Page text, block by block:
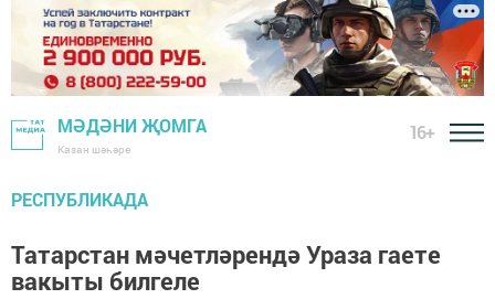
МӘДӘНИ ҖОМГА
Казан шәһәре
16+
РЕСПУБЛИКАДА
Татарстан мәчетләрендә Ураза гаете
вакыты билгеле